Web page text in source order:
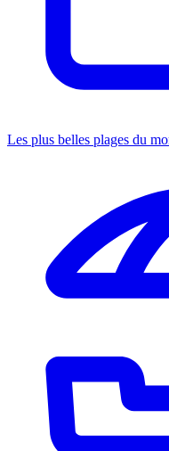
Les plus belles plages du